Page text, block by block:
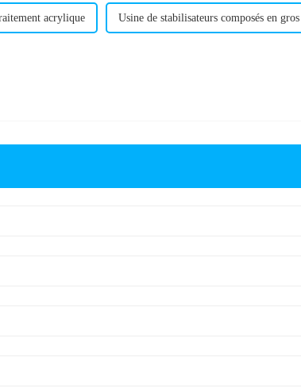
acrylique Usine de stabilisateurs composés en gros